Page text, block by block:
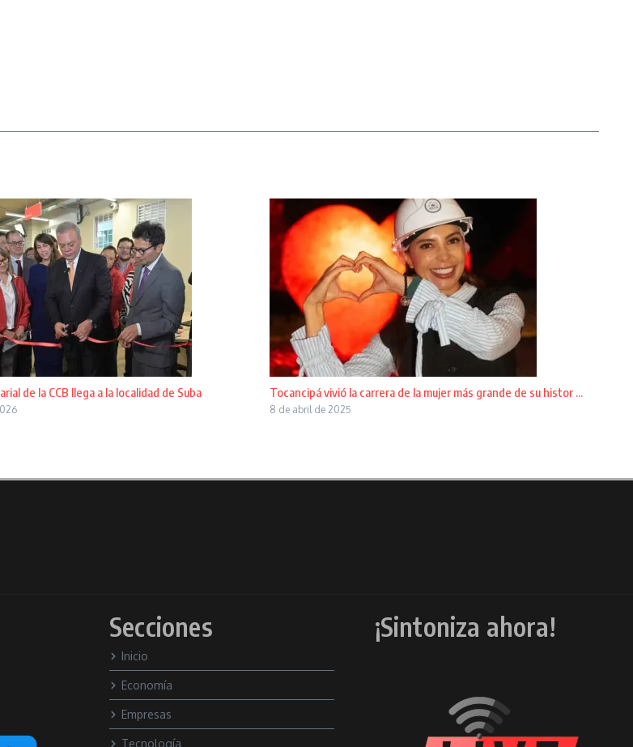
de la CCB llega a la localidad de Suba Tocancipá vivió la carrera de la mujer más grande de su histor ...
8 de abril de 2025
Secciones
Inicio
Economía
Empresas
Tecnología
¡Sintoniza ahora!